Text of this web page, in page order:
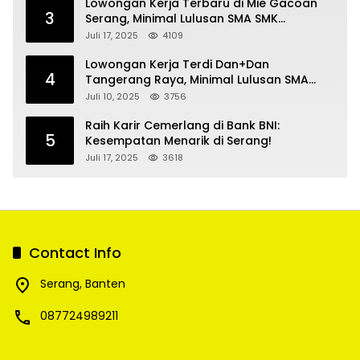
3
Serang, Minimal Lulusan SMA SMK
Sederajat
Juli 17, 2025 4109
4
Lowongan Kerja Terdi Dan+Dan
Tangerang Raya, Minimal Lulusan SMA
SMK
Juli 10, 2025 3756
5
Raih Karir Cemerlang di Bank BNI:
Kesempatan Menarik di Serang!
Juli 17, 2025 3618
Contact Info
Serang, Banten
087724989211